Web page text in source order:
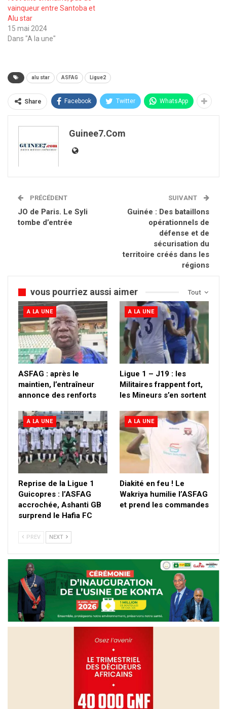
vainqueur entre Santoba et
Alu star
15 mai 2024
Dans "A la une"
alu star ASFAG Ligue2
Share Facebook Twitter WhatsApp
Guinee7.com
PRÉCÉDENT
JO de Paris. Le Syli
tombe d’entrée
SUIVANT
Guinée : Des bataillons
opérationnels de
défense et de
sécurisation du
territoire créés dans les
régions
Tout
vous pourriez aussi aimer
A LA UNE
ASFAG : après le
maintien, l’entraîneur
annonce des renforts
A LA UNE
Ligue 1 – J19 : les
Militaires frappent fort,
les Mineurs s’en sortent
A LA UNE
Reprise de la Ligue 1
Guicopres : l’ASFAG
accrochée, Ashanti GB
surprend le Hafia FC
A LA UNE
Diakité en feu ! Le
Wakriya humilie l’ASFAG
et prend les commandes
PREV NEXT